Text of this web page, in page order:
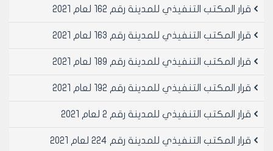
قرار المكتب التنفيذي للمدينة رقم 162 لعام 2021
قرار المكتب التنفيذي للمدينة رقم 163 لعام 2021
قرار المكتب التنفيذي للمدينة رقم 189 لعام 2021
قرار المكتب التنفيذي للمدينة رقم 192 لعام 2021
قرار المكتب التنفيذي للمدينة رقم 2 لعام 2021
قرار المكتب التنفيذي للمدينة رقم 224 لعام 2021